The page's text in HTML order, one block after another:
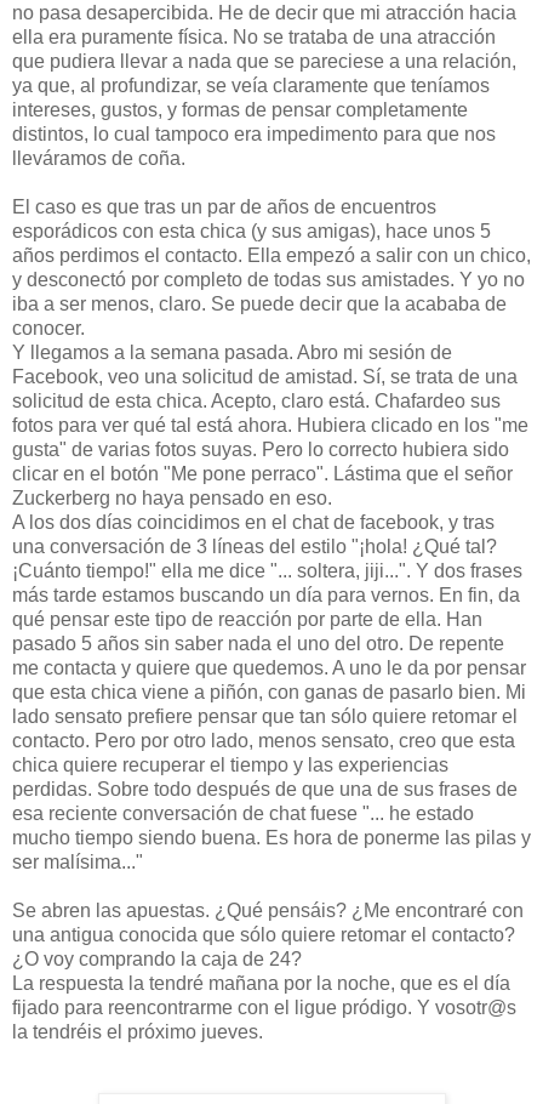
no pasa desapercibida. He de decir que mi atracción hacia
ella era puramente física. No se trataba de una atracción
que pudiera llevar a nada que se pareciese a una relación,
ya que, al profundizar, se veía claramente que teníamos
intereses, gustos, y formas de pensar completamente
distintos, lo cual tampoco era impedimento para que nos
lleváramos de coña.
El caso es que tras un par de años de encuentros
esporádicos con esta chica (y sus amigas), hace unos 5
años perdimos el contacto. Ella empezó a salir con un chico,
y desconectó por completo de todas sus amistades. Y yo no
iba a ser menos, claro. Se puede decir que la acababa de
conocer.
Y llegamos a la semana pasada. Abro mi sesión de
Facebook, veo una solicitud de amistad. Sí, se trata de una
solicitud de esta chica. Acepto, claro está. Chafardeo sus
fotos para ver qué tal está ahora. Hubiera clicado en los "me
gusta" de varias fotos suyas. Pero lo correcto hubiera sido
clicar en el botón "Me pone perraco". Lástima que el señor
Zuckerberg no haya pensado en eso.
A los dos días coincidimos en el chat de facebook, y tras
una conversación de 3 líneas del estilo "¡hola! ¿Qué tal?
¡Cuánto tiempo!" ella me dice "... soltera, jiji...". Y dos frases
más tarde estamos buscando un día para vernos. En fin, da
qué pensar este tipo de reacción por parte de ella. Han
pasado 5 años sin saber nada el uno del otro. De repente
me contacta y quiere que quedemos. A uno le da por pensar
que esta chica viene a piñón, con ganas de pasarlo bien. Mi
lado sensato prefiere pensar que tan sólo quiere retomar el
contacto. Pero por otro lado, menos sensato, creo que esta
chica quiere recuperar el tiempo y las experiencias
perdidas. Sobre todo después de que una de sus frases de
esa reciente conversación de chat fuese "... he estado
mucho tiempo siendo buena. Es hora de ponerme las pilas y
ser malísima..."
Se abren las apuestas. ¿Qué pensáis? ¿Me encontraré con
una antigua conocida que sólo quiere retomar el contacto?
¿O voy comprando la caja de 24?
La respuesta la tendré mañana por la noche, que es el día
fijado para reencontrarme con el ligue pródigo. Y vosotr@s
la tendréis el próximo jueves.